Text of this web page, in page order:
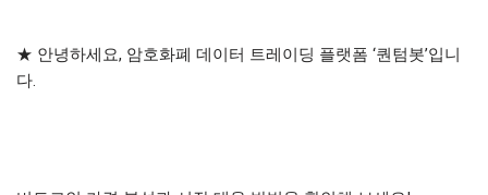
★ 안녕하세요, 암호화폐 데이터 트레이딩 플랫폼 ‘퀀텀봇’입니
다.